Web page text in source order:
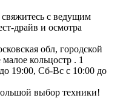
с ведущим
драйв и осмотра
обл, городской
кольцостр . 1
19:00, Сб-Вс с 10:00 до
выбор техники!